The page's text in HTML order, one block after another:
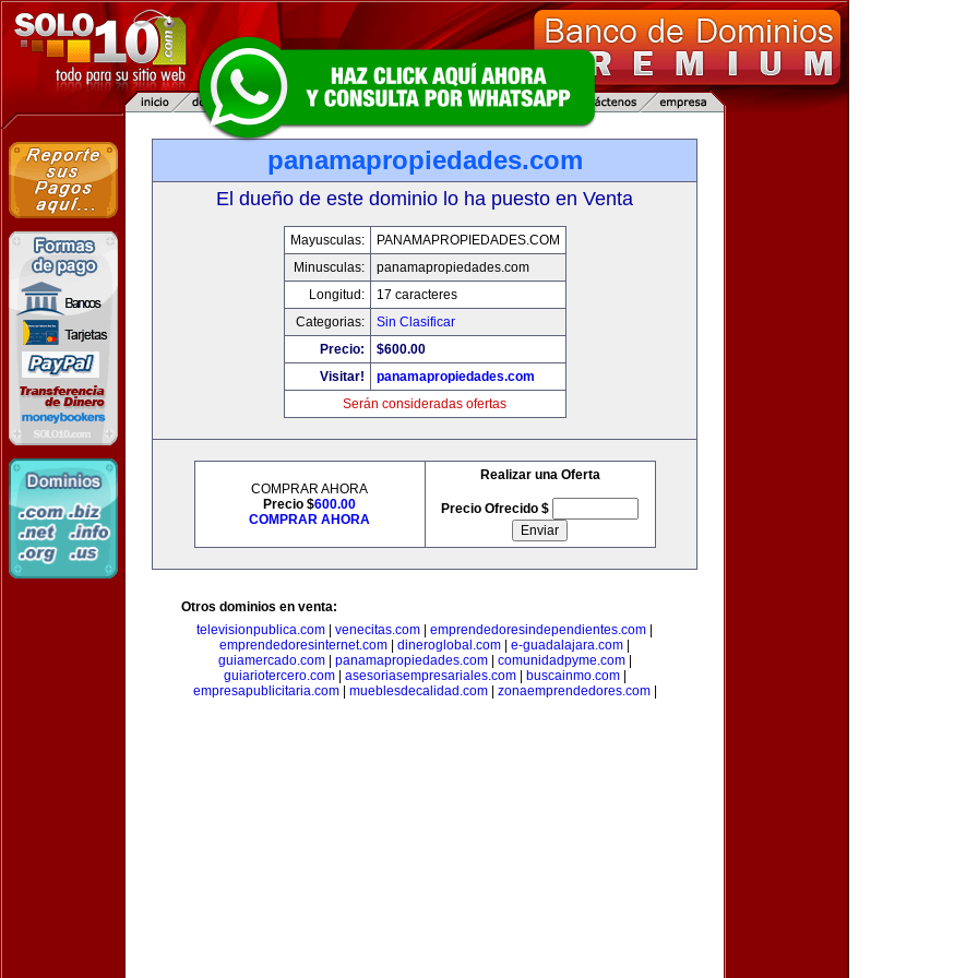
panamapropiedades.com
El dueño de este dominio lo ha puesto en Venta
Mayusculas:
PANAMAPROPIEDADES.COM
Minusculas:
panamapropiedades.com
Longitud:
17 caracteres
Categorias:
Sin Clasificar
Precio:
$600.00
Visitar!
panamapropiedades.com
Serán consideradas ofertas
COMPRAR AHORA
Precio $600.00
COMPRAR AHORA
Realizar una Oferta
Precio Ofrecido $
Otros dominios en venta:
televisionpublica.com
venecitas.com emprendedoresindependientes.com
emprendedoresinternet.com
dineroglobal.com e-guadalajara.com
guiamercado.com| panamapropiedades.com| comunidadpyme.com|
guiariotercero.com| asesoriasempresariales.com| buscainmo.com|
empresapublicitaria.com| mueblesdecalidad.com| zonaemprendedores.com|